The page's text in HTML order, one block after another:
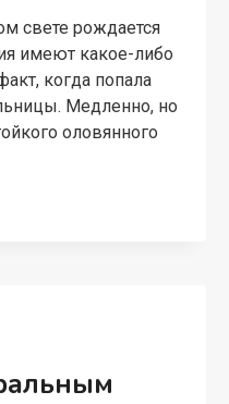
свете рождается
имеют какое-либо
когда попала
Медленно, но
оловянного